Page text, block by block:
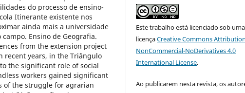
do processo de ensino-
Itinerante existente nos
ainda mais a universidade
campo. Ensino de Geografia.
from the extension project
recent years, in the Triângulo
the significant role of social
workers gained significant
of the struggle for agrarian
Este trabalho está licenciado sob uma
licençaCreative Commons
NonCommercial-NoDerivatives 4.0
International License.
Ao publicarem nesta revista, os